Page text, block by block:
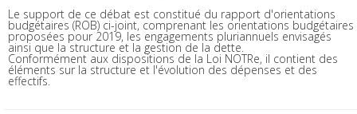
Le support de ce débat est constitué du rapport d'orientations
budgétaires (ROB) ci-joint, comprenant les orientations budgétaires
proposées pour 2019, les engagements pluriannuels envisagés
ainsi que la structure et la gestion de la dette.
Conformément aux dispositions de la Loi NOTRe, il contient des
éléments sur la structure et l'évolution des dépenses et des
effectifs.